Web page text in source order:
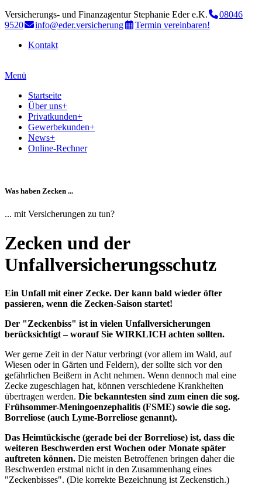
Versicherungs- und Finanzagentur Stephanie Eder e.K.
08046
9520
info@eder.versicherung
Termin vereinbaren!
Kontakt
Menü
Startseite
Über uns+
Privatkunden+
Gewerbekunden+
News+
Online-Rechner
Was haben Zecken ...
... mit Versicherungen zu tun?
Zecken und der
Unfallversicherungsschutz
Ein Unfall mit einer Zecke. Der kann bald wieder öfter
passieren, wenn die Zecken-Saison startet!
Der "Zeckenbiss" ist in vielen Unfallversicherungen
berücksichtigt – worauf Sie WIRKLICH achten sollten.
Wer gerne Zeit in der Natur verbringt (vor allem im Wald, auf
Wiesen oder in Gärten und Feldern), der sollte sich vor den
gefährlichen Beißern in Acht nehmen. Wenn dennoch mal eine
Zecke zugeschlagen hat, können verschiedene Krankheiten
übertragen werden. Die bekanntesten sind zum einen die sog.
Frühsommer-Meningoenzephalitis (FSME) sowie die sog.
Borreliose (auch Lyme-Borreliose genannt).
Das Heimtückische (gerade bei der Borreliose) ist, dass die
weiteren Beschwerden erst Wochen oder Monate später
auftreten können. Die meisten Betroffenen bringen daher die
Beschwerden erstmal nicht in den Zusammenhang eines
"Zeckenbisses". (Die korrekte Bezeichnung ist Zeckenstich.)